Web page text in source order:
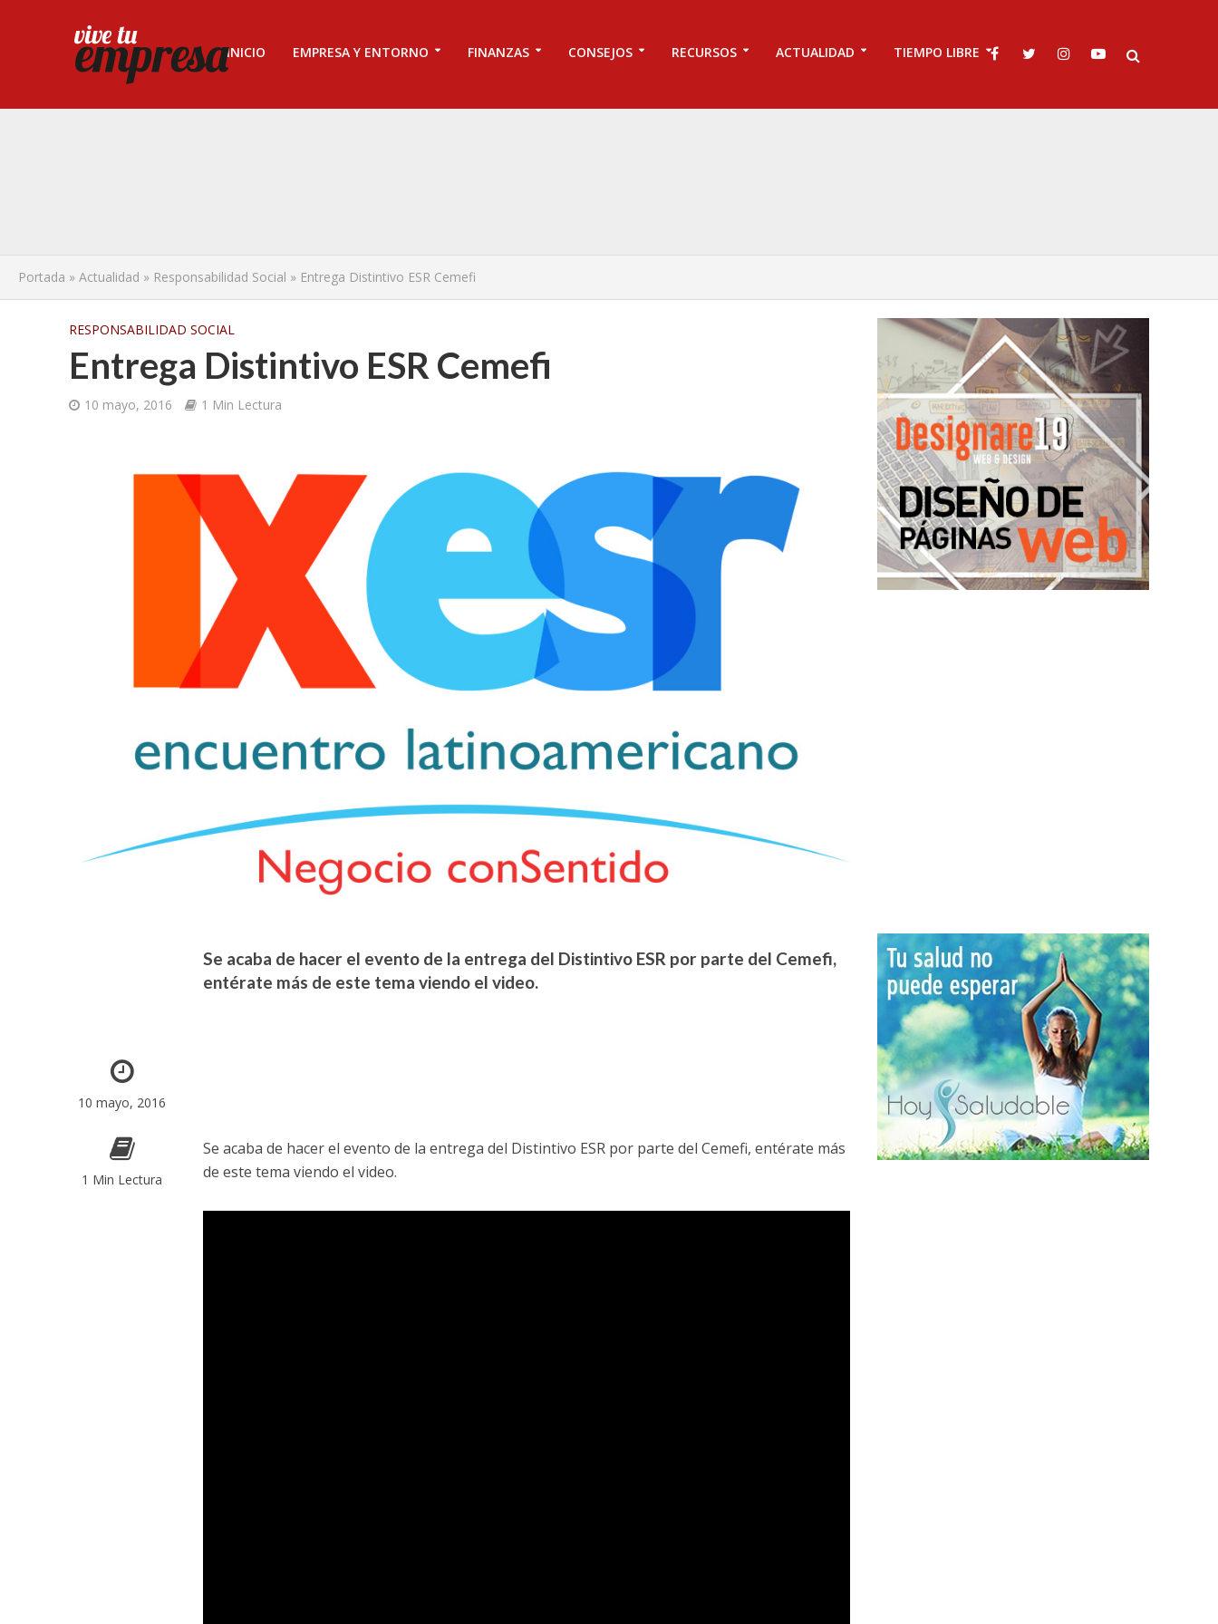
INICIO EMPRESA Y ENTORNO FINANZAS CONSEJOS RECURSOS ACTUALIDAD TIEMPO LIBRE
Portada » Actualidad » Responsabilidad Social » Entrega Distintivo ESR Cemefi
RESPONSABILIDAD SOCIAL
Entrega Distintivo ESR Cemefi
10 mayo, 2016 1 Min Lectura
10 mayo, 2016
1 Min Lectura
Se acaba de hacer el evento de la entrega del Distintivo ESR por parte del Cemefi,
entérate más de este tema viendo el video.
Se acaba de hacer el evento de la entrega del Distintivo ESR por parte del Cemefi, entérate más
de este tema viendo el video.